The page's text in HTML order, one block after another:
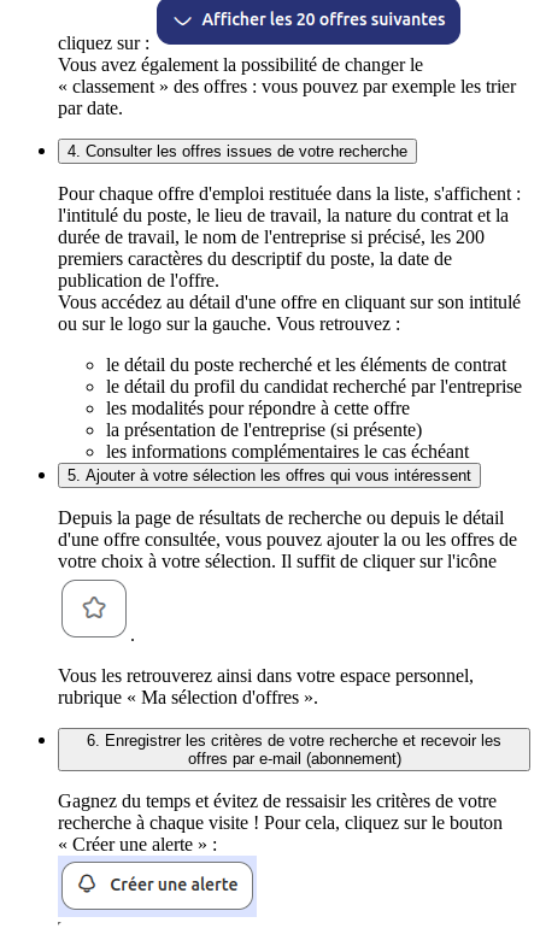
cliquez sur :
Vous avez également la possibilité de changer le
« classement » des offres : vous pouvez par exemple les trier
par date.
4. Consulter les offres issues de votre recherche
Pour chaque offre d'emploi restituée dans la liste, s'affichent :
l'intitulé du poste, le lieu de travail, la nature du contrat et la
durée de travail, le nom de l'entreprise si précisé, les 200
premiers caractères du descriptif du poste, la date de
publication de l'offre.
Vous accédez au détail d'une offre en cliquant sur son intitulé
ou sur le logo sur la gauche. Vous retrouvez :
le détail du poste recherché et les éléments de contrat
le détail du profil du candidat recherché par l'entreprise
les modalités pour répondre à cette offre
la présentation de l'entreprise (si présente)
les informations complémentaires le cas échéant
5. Ajouter à votre sélection les offres qui vous intéressent
Depuis la page de résultats de recherche ou depuis le détail
d'une offre consultée, vous pouvez ajouter la ou les offres de
votre choix à votre sélection. Il suffit de cliquer sur l'icône
.
Vous les retrouverez ainsi dans votre espace personnel,
rubrique « Ma sélection d'offres ».
6. Enregistrer les critères de votre recherche et recevoir les
offres par e-mail (abonnement)
Gagnez du temps et évitez de ressaisir les critères de votre
recherche à chaque visite ! Pour cela, cliquez sur le bouton
« Créer une alerte » :